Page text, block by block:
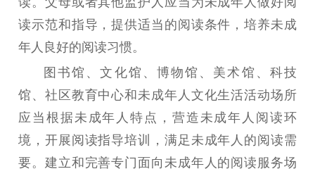
读示范和指导，提供适当的阅读条件，培养未成
年人良好的阅读习惯。
图书馆、文化馆、博物馆、美术馆、科技
馆、社区教育中心和未成年人文化生活活动场所
应当根据未成年人特点，营造未成年人阅读环
境，开展阅读指导培训，满足未成年人的阅读需
要。建立和完善专门面向未成年人的阅读服务场